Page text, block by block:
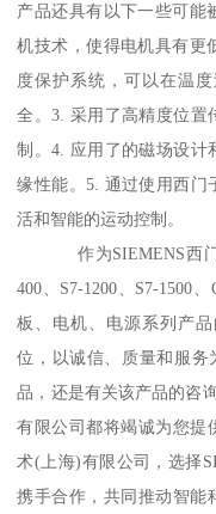
产品还具有以下一些可能
机技术，使得电机具有更
度保护系统，可以在温
全。3. 采用了高精度位置
制。4. 应用了的磁场设计
缘性能。5. 通过使用西门
活和智能的运动控制。
作为SIEMENS西门子
400、S7-1200、S7-1500
板、电机、电源系列产
位，以诚信、质量和服务
品，还是有关该产品的咨
有限公司都将竭诚为您提
术(上海)有限公司，选择
携手合作，共同推动智能